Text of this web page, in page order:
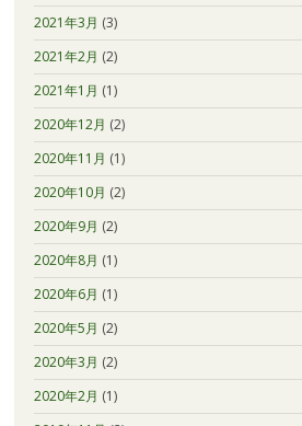
2021年3月 (3)
2021年2月 (2)
2021年1月 (1)
2020年12月 (2)
2020年11月 (1)
2020年10月 (2)
2020年9月 (2)
2020年8月 (1)
2020年6月 (1)
2020年5月 (2)
2020年3月 (2)
2020年2月 (1)